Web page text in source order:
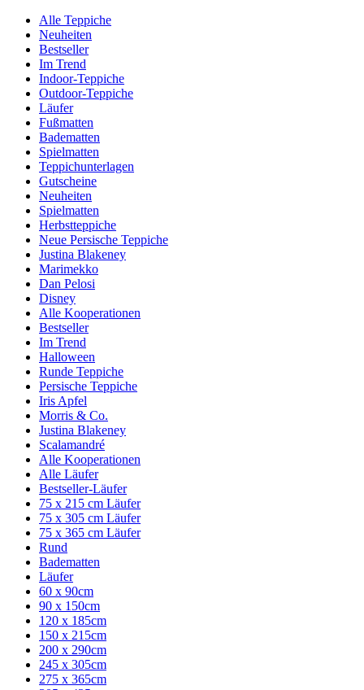
Alle Teppiche
Neuheiten
Bestseller
Im Trend
Indoor-Teppiche
Outdoor-Teppiche
Läufer
Fußmatten
Badematten
Spielmatten
Teppichunterlagen
Gutscheine
Neuheiten
Spielmatten
Herbstteppiche
Neue Persische Teppiche
Justina Blakeney
Marimekko
Dan Pelosi
Disney
Alle Kooperationen
Bestseller
Im Trend
Halloween
Runde Teppiche
Persische Teppiche
Iris Apfel
Morris & Co.
Justina Blakeney
Scalamandré
Alle Kooperationen
Alle Läufer
Bestseller-Läufer
75 x 215 cm Läufer
75 x 305 cm Läufer
75 x 365 cm Läufer
Rund
Badematten
Läufer
60 x 90cm
90 x 150cm
120 x 185cm
150 x 215cm
200 x 290cm
245 x 305cm
275 x 365cm